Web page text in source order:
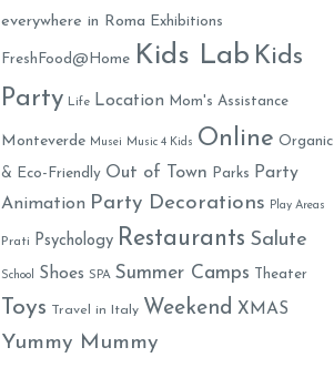
everywhere in Roma Exhibitions
FreshFood@Home Kids Lab Kids
Party Life Location Mom's Assistance
Monteverde Musei Music 4 Kids Online Organic
& Eco-Friendly Out of Town Parks
Party
Animation Party Decorations Play Areas
Prati Psychology Restaurants Salute
School Shoes SPA Summer Camps Theater
Toys Travel in Italy Weekend XMAS
Yummy Mummy